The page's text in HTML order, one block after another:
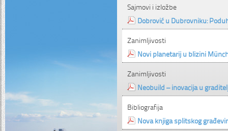
Sajmovi i izložbe
Dobrović u Dubrovniku:
Zanimljivosti
Novi planetarij u blizini
Zanimljivosti
Neobuild – inovacija u
Bibliografija
Nova knjiga splitskog